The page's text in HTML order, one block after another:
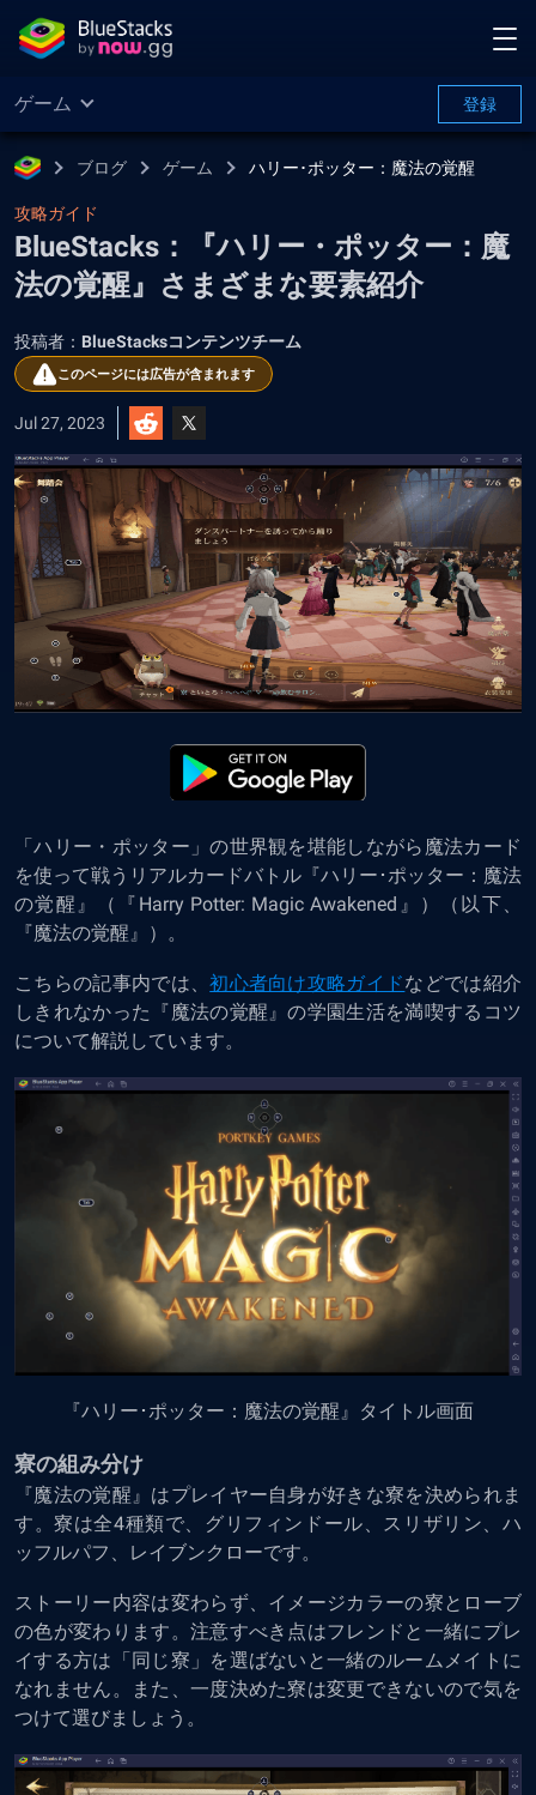
ゲーム 登録
ブログ ゲーム ハリー･ポッター：魔法の覚醒
攻略ガイド
BlueStacks：『ハリー・ポッター：魔
法の覚醒』さまざまな要素紹介
投稿者： BlueStacksコンテンツチーム
このページには広告が含まれます
Jul 27, 2023
「ハリー・ポッター」の世界観を堪能しながら魔法カード
を使って戦うリアルカードバトル『ハリー･ポッター：魔法
の覚醒』（『Harry Potter: Magic Awakened』）（以下、
『魔法の覚醒』）。
こちらの記事内では、初心者向け攻略ガイドなどでは紹介
しきれなかった『魔法の覚醒』の学園生活を満喫するコツ
について解説しています。
『ハリー･ポッター：魔法の覚醒』タイトル画面
寮の組み分け
『魔法の覚醒』はプレイヤー自身が好きな寮を決められま
す。寮は全4種類で、グリフィンドール、スリザリン、ハ
ッフルパフ、レイブンクローです。
ストーリー内容は変わらず、イメージカラーの寮とローブ
の色が変わります。注意すべき点はフレンドと一緒にプレ
イする方は「同じ寮」を選ばないと一緒のルームメイトに
なれません。また、一度決めた寮は変更できないので気を
つけて選びましょう。